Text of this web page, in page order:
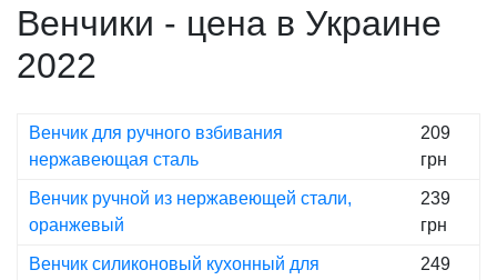
Венчики - цена в Украине
2022
Венчик для ручного взбивания
нержавеющая сталь
209
грн
Венчик ручной из нержавеющей стали,
оранжевый
239
грн
Венчик силиконовый кухонный для
249